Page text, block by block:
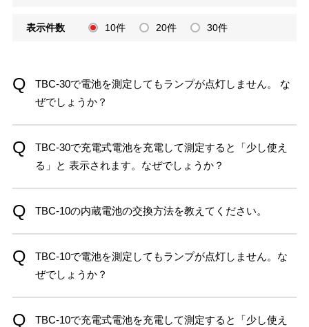
表示件数 10件 20件 30件
TBC-30で電池を測定してもランプが点灯しません。 な
ぜでしょうか？
TBC-30で充電式電池を充電して測定すると「少し使え
る」と 表示されます。なぜでしょうか？
TBC-10の内蔵電池の交換方法を教えてください。
TBC-10で電池を測定してもランプが点灯しません。な
ぜでしょうか？
TBC-10で充電式電池を充電して測定すると「少し使え